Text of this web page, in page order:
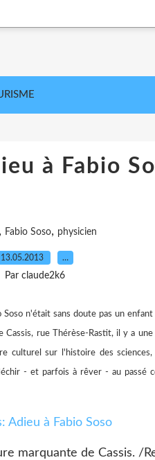
à Fabio
Fabio Soso, physicien
13.05.2013 …
Par claude2k6
n'était sans doute pas un
rue Thérèse-Rastit, il y a une
culturel sur l'histoire des
- et parfois à rêver - au passé
marquante de Cassis. /